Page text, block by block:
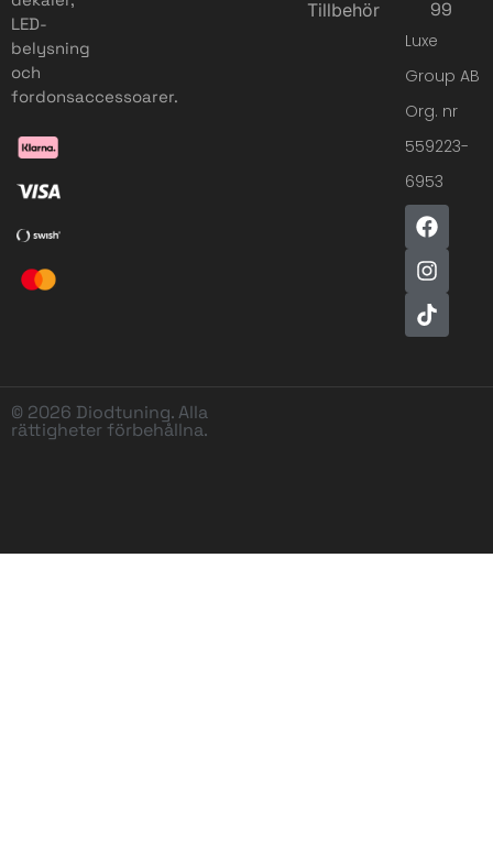
LED-
belysning
och
fordonsaccessoarer.
Tillbehör
99
Luxe
Group AB
Org. nr
559223-
6953
© 2026 Diodtuning. Alla
rättigheter förbehållna.